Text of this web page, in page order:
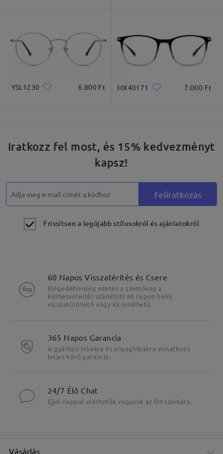
* Csak tájékoztató jellegű
Termékleírás
Fő jellemzők kiemelése
YSL1230 6.800 Ft MX40171 7.000 Ft
Iratkozz fel most, és 15% kedvezményt
kapsz!
Feliratkozás
Frissítsen a legújabb stílusokról és ajánlatokról
60 Napos Visszatérítés és Csere
Elégedetlenség esetén a szemüveg a
kézhezvételtől számított 60 napon belül
visszaküldhető vagy kicserélhető.
365 Napos Garancia
A gyártási hibákra és anyaghibákra vonatkozó
teljes körű garancia.
24/7 Élő Chat
Éjjel-nappal elérhetők vagyunk az Ön számára.
Vásárlás